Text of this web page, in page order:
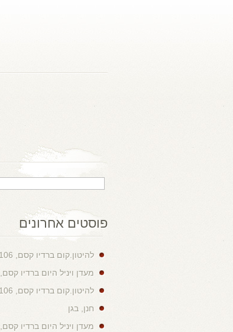
פוסטים אחרונים
להיטון.קום ברדיו קסם, 106 FM
מעדן ויניל היום ברדיו קסם, 106 FM
להיטון.קום ברדיו קסם, 106 FM
חנן, בגן
מעדן ויניל היום ברדיו קסם, 106 FM